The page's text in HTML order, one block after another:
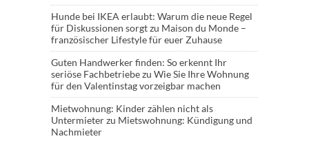
Hunde bei IKEA erlaubt: Warum die neue Regel
für Diskussionen sorgtzu Maison du Monde –
französischer Lifestyle für euer Zuhause
Guten Handwerker finden: So erkennt Ihr
seriöse Fachbetriebezu Wie Sie Ihre Wohnung
für den Valentinstag vorzeigbar machen
Mietwohnung: Kinder zählen nicht als
Untermieterzu Mietswohnung: Kündigung und
Nachmieter